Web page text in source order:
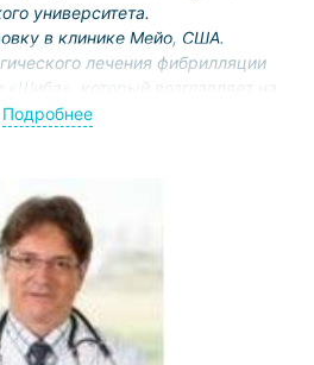
университета.
в клинике Мейо, США.
лечения фибрилляции
«Шиба», который возглавляет на
момент.
Подробнее